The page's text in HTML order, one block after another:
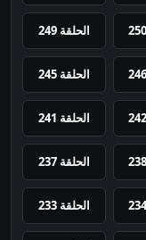
الحلقة 249
الحلقة 245
الحلقة 241
الحلقة 237
الحلقة 233